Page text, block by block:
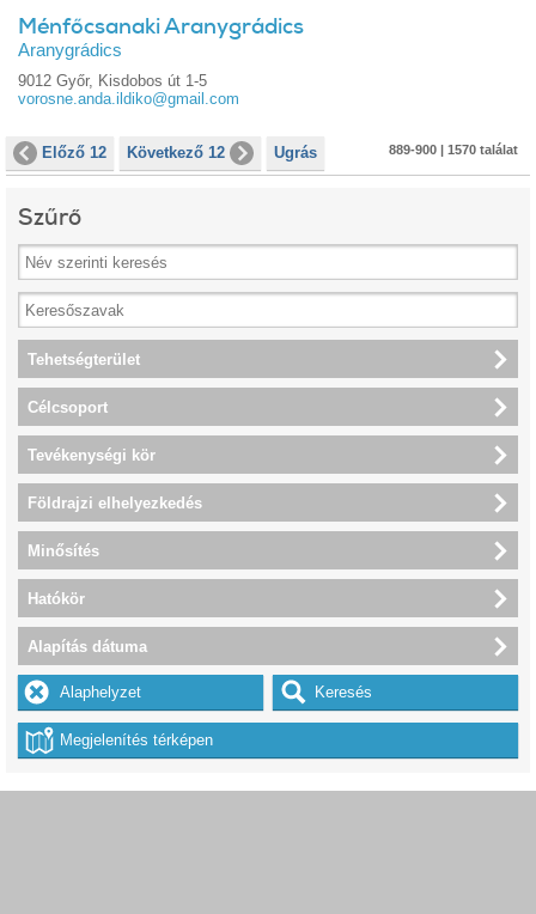
Ménfőcsanaki Aranygrádics
Aranygrádics
9012 Győr, Kisdobos út 1-5
vorosne.anda.ildiko@gmail.com
Előző 12 Következő 12 Ugrás 889-900 | 1570 találat
Szűrő
Tehetségterület
Célcsoport
Tevékenységi kör
Földrajzi elhelyezkedés
Minősítés
Hatókör
Alapítás dátuma